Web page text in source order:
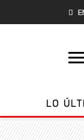
LO